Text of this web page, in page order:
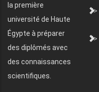
la première
université de Haute
Égypte à préparer
des diplômés avec
des connaissances
scientifiques.
">
">